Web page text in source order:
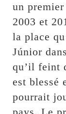
un
2003 et
la place
Júnior
qu’il feint
est blessé
pourrait